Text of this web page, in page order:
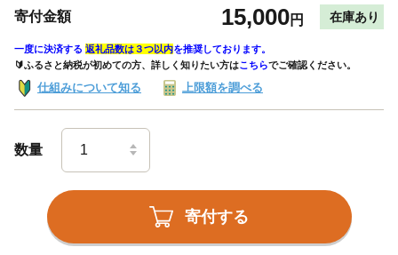
寄付金額 15,000円 在庫あり
一度に決済する 返礼品数は３つ以内を推奨しております。
🔰ふるさと納税が初めての方、詳しく知りたい方はこちらでご確認ください。
仕組みについて知る 上限額を調べる
数量
寄付する